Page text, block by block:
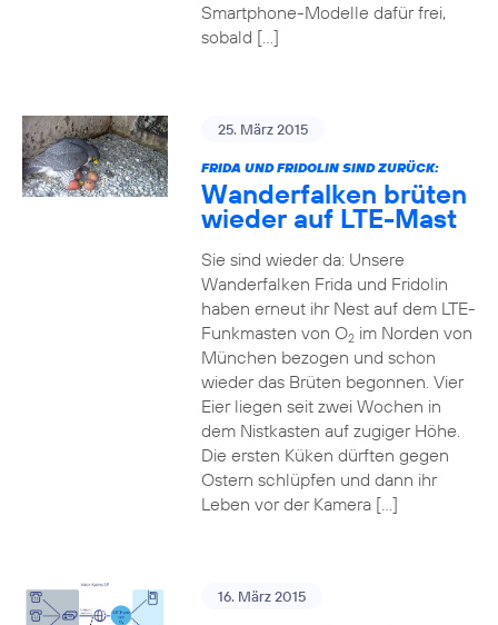
Smartphone-Modelle dafür frei,
sobald […]
25. März 2015
FRIDA UND FRIDOLIN SIND ZURÜCK:
Wanderfalken brüten
wieder auf LTE-Mast
Sie sind wieder da: Unsere
Wanderfalken Frida und Fridolin
haben erneut ihr Nest auf dem LTE-
Funkmasten von O2im Norden von
München bezogen und schon
wieder das Brüten begonnen. Vier
Eier liegen seit zwei Wochen in
dem Nistkasten auf zugiger Höhe.
Die ersten Küken dürften gegen
Ostern schlüpfen und dann ihr
Leben vor der Kamera […]
16. März 2015